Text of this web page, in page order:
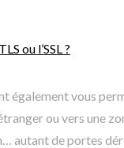
ou l’SSL ?
également vous
ou vers une
autant de portes